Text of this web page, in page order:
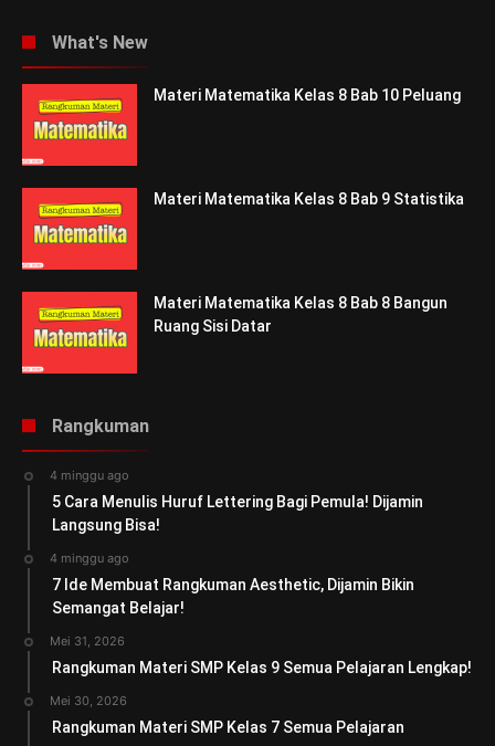
What's New
Materi Matematika Kelas 8 Bab 10 Peluang
Materi Matematika Kelas 8 Bab 9 Statistika
Materi Matematika Kelas 8 Bab 8 Bangun
Ruang Sisi Datar
Rangkuman
4 minggu ago
5 Cara Menulis Huruf Lettering Bagi Pemula! Dijamin
Langsung Bisa!
4 minggu ago
7 Ide Membuat Rangkuman Aesthetic, Dijamin Bikin
Semangat Belajar!
Mei 31, 2026
Rangkuman Materi SMP Kelas 9 Semua Pelajaran Lengkap!
Mei 30, 2026
Rangkuman Materi SMP Kelas 7 Semua Pelajaran